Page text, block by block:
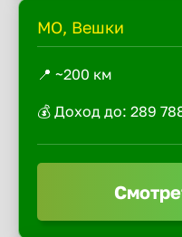
МО, Вешки
📍 ~200 км
💰 Доход до: 289